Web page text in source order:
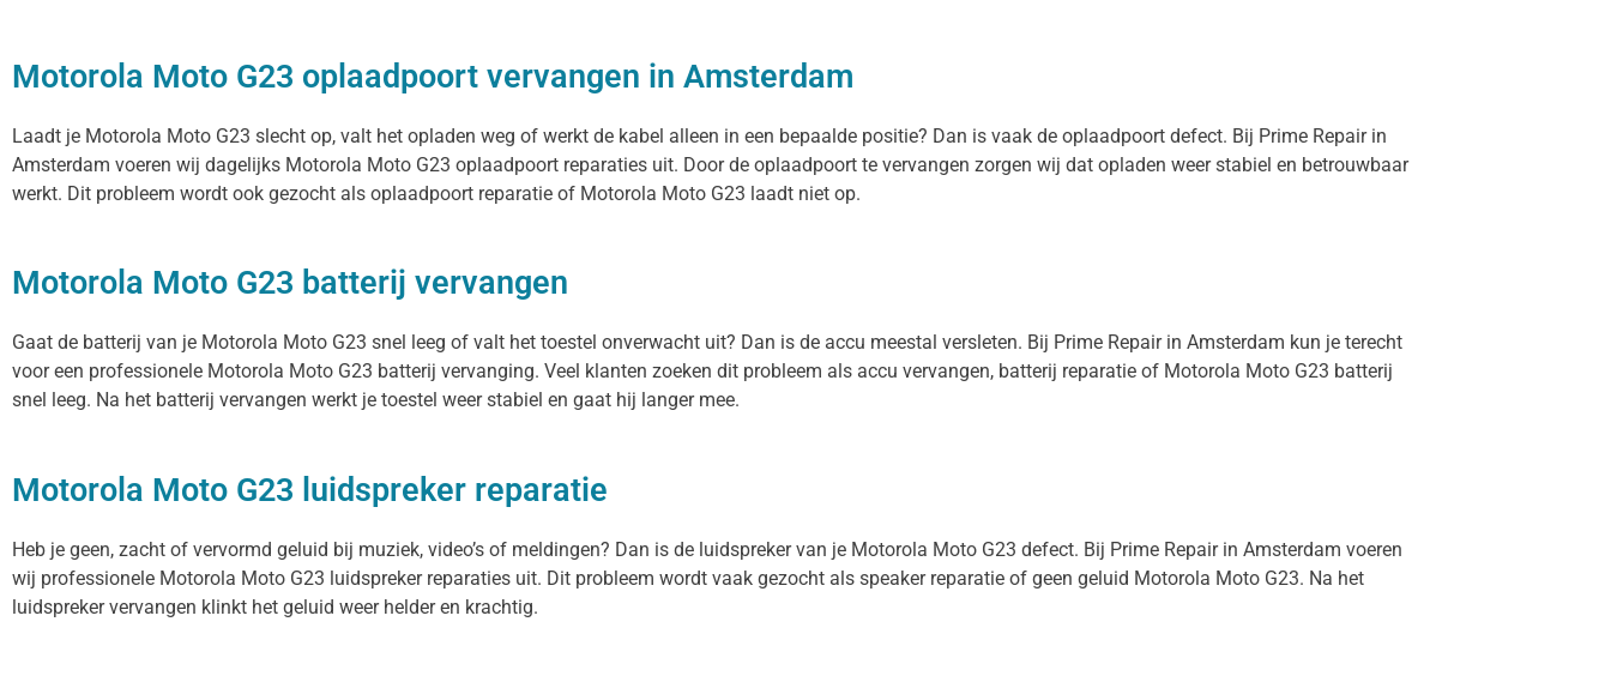
Motorola Moto G23 oplaadpoort vervangen in Amsterdam
Laadt je Motorola Moto G23 slecht op, valt het opladen weg of werkt de kabel alleen in een bepaalde positie? Dan is vaak de oplaadpoort defect. Bij Prime Repair in
Amsterdam voeren wij dagelijks Motorola Moto G23 oplaadpoort reparaties uit. Door de oplaadpoort te vervangen zorgen wij dat opladen weer stabiel en betrouwbaar
werkt. Dit probleem wordt ook gezocht als oplaadpoort reparatie of Motorola Moto G23 laadt niet op.
Motorola Moto G23 batterij vervangen
Gaat de batterij van je Motorola Moto G23 snel leeg of valt het toestel onverwacht uit? Dan is de accu meestal versleten. Bij Prime Repair in Amsterdam kun je terecht
voor een professionele Motorola Moto G23 batterij vervanging. Veel klanten zoeken dit probleem als accu vervangen, batterij reparatie of Motorola Moto G23 batterij
snel leeg. Na het batterij vervangen werkt je toestel weer stabiel en gaat hij langer mee.
Motorola Moto G23 luidspreker reparatie
Heb je geen, zacht of vervormd geluid bij muziek, video’s of meldingen? Dan is de luidspreker van je Motorola Moto G23 defect. Bij Prime Repair in Amsterdam voeren
wij professionele Motorola Moto G23 luidspreker reparaties uit. Dit probleem wordt vaak gezocht als speaker reparatie of geen geluid Motorola Moto G23. Na het
luidspreker vervangen klinkt het geluid weer helder en krachtig.